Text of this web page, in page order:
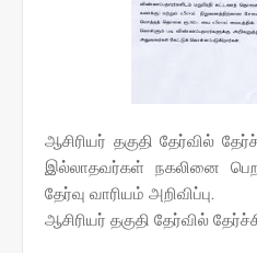
ஆசிரியர் தகுதி தேர்வில்
இல்லாதவர்கள் நகலினை பெற
தேர்வு வாரியம் அறிவிப்பு.
ஆசிரியர் தகுதி தேர்வில்